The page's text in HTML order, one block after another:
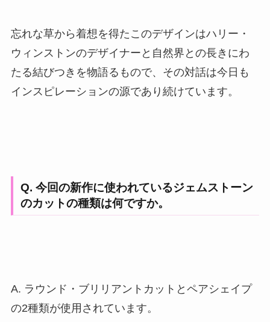
忘れな草から着想を得たこのデザインはハリー・
ウィンストンのデザイナーと自然界との長きにわ
たる結びつきを物語るもので、その対話は今日も
インスピレーションの源であり続けています。
Q. 今回の新作に使われているジェムストーン
のカットの種類は何ですか。
A. ラウンド・ブリリアントカットとペアシェイプ
の2種類が使用されています。